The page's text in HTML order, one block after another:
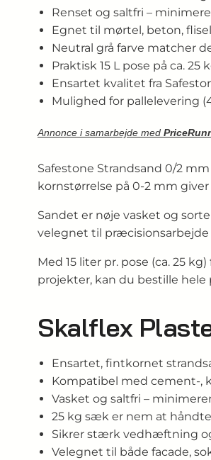
Renset og saltfri –
Egnet til mørtel, beton,
Neutral grå farve matcher
Praktisk 15 L pose på ca.
Ensartet kvalitet fra
Mulighed for pallelevering
Annonce i samarbejde med
Safestone Strandsand 0/2
kornstørrelse på 0-2 mm
Sandet er nøje vasket og
velegnet til præcisionsarbejde
Med 15 liter pr. pose (ca. 25
projekter, kan du bestille hele
Skalflex
Ensartet, fintkornet
Kompatibel med cement-,
Vasket og saltfri –
25 kg sæk er nem at
Sikrer stærk vedhæftning
Velegnet til både facade,